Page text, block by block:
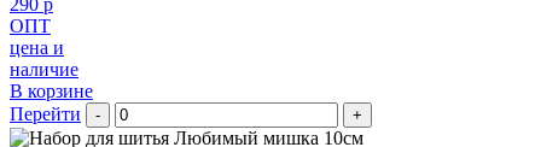
ОПТ
цена и
наличие
В корзине
Перейти
- +